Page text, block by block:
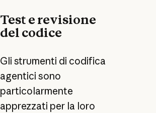
Test e revisione
del codice
Gli strumenti di codifica
agentici sono
particolarmente
apprezzati per la loro